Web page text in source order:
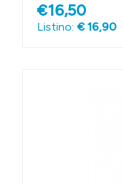
€16,50
Listino: € 16,90